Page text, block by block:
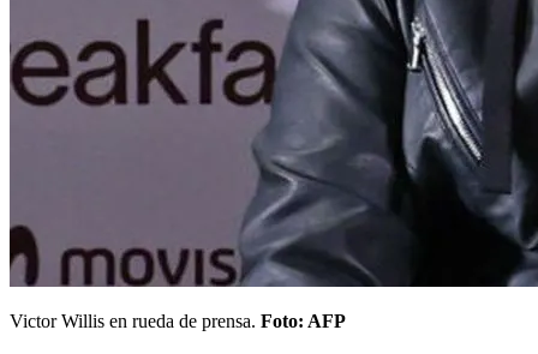
Victor Willis en rueda de prensa. Foto: AFP